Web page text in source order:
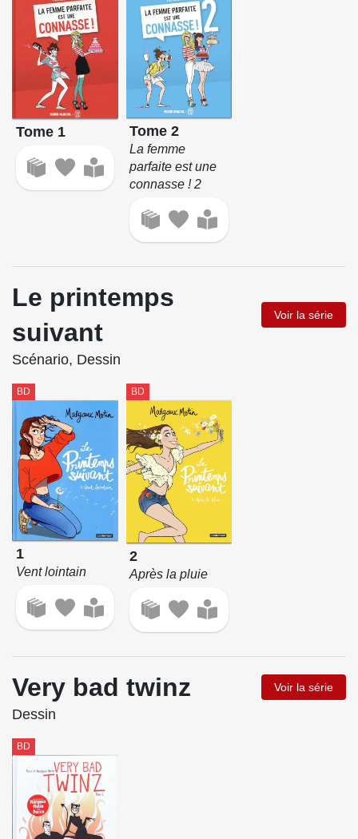
Tome 1 Tome 2
La femme
parfaite est une
connasse ! 2
Le printemps
suivant
Voir la série
Scénario, Dessin
BD
1
Vent lointain
BD
2
Après la pluie
Very bad twinz Voir la série
Dessin
BD